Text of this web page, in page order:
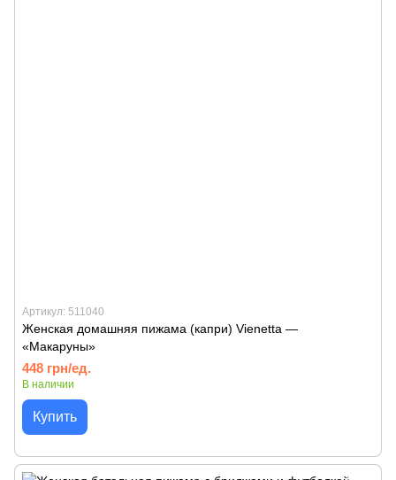
Артикул: 511040
Женская домашняя пижама (капри) Vienetta —
«Макаруны»
448 грн/ед.
В наличии
Купить